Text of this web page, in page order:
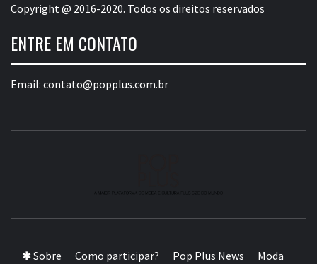
Copyright @ 2016-2020. Todos os direitos reservados
ENTRE EM CONTATO
Email: contato@popplus.com.br
✱ Sobre Como participar? Pop Plus News Moda